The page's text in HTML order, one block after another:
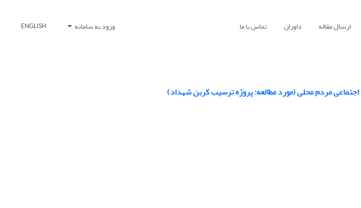
ارسال مقاله داوران تماس با ما ورود به سامانه ENGLISH
مردم محلی (مورد مطالعه: پروژه ترسیب کربن شهداد)